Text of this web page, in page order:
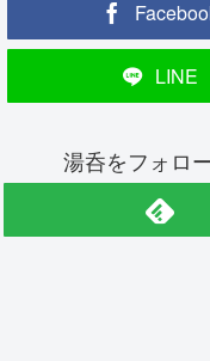
LINE
湯呑をフォロ